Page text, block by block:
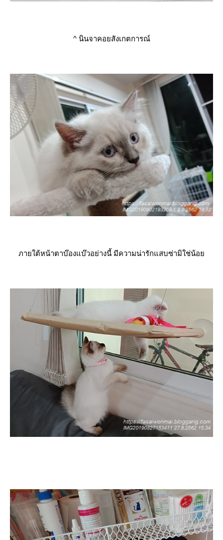
^นินจาคอยสังเกตการณ์
ภายใต้หน้าตาบ๊องแบ๊วอย่างนี้ มีความน่ารักแสบซ่ามิใช่น้อ